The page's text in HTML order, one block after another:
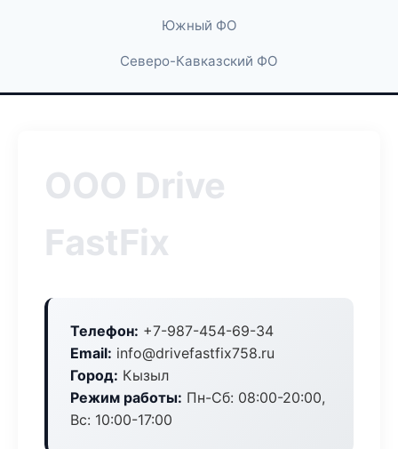
Южный ФО
Северо-Кавказский ФО
ООО Drive
FastFix
Телефон: +7-987-454-69-34
Email: info@drivefastfix758.ru
Город: Кызыл
Режим работы: Пн-Сб: 08:00-20:00,
Вс: 10:00-17:00